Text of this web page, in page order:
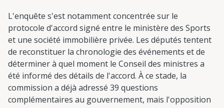
L'enquête s'est notamment concentrée sur le
protocole d'accord signé entre le ministère des Sports
et une société immobilière privée. Les députés tentent
de reconstituer la chronologie des événements et de
déterminer à quel moment le Conseil des ministres a
été informé des détails de l'accord. À ce stade, la
commission a déjà adressé 39 questions
complémentaires au gouvernement, mais l'opposition